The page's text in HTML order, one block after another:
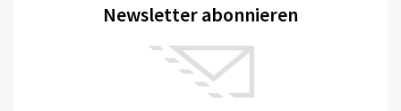
Newsletter abonnieren